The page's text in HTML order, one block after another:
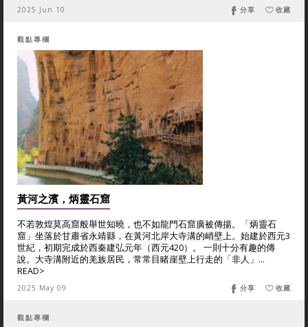
2025 Jun 10 收藏
分享
觀點專欄
黃河之濱，炳靈石窟
不若敦煌莫高窟般舉世知曉，也不如龍門石窟廣被傳揚。「炳靈石
窟」坐落於甘肅省永靖縣，在黃河北岸大寺溝的峭壁上。始建於西元3
世紀，初期完成於西秦建弘元年（西元420）。 一則十分有趣的傳
說。大寺溝附近的羌族居民，常常目睹崖壁上行走的「非人」...
READ>
2025 May 09 收藏
分享
觀點專欄